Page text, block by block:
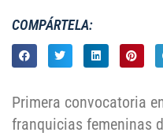
COMPÁRTELA:
Primera convocatoria
franquicias femeninas